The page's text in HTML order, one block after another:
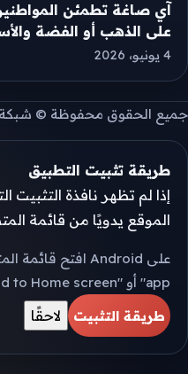
آي صاغة تطمئن
على الذهب أو الفضة
4 يونيو، 2026
جميع الحقوق محفوظة © شبكة
طريقة تثبيت التطبيق
إذا لم تظهر نافذة التثبيت
الموقع يدويًا من قائمة
app" أو "Add to Home screen".
طريقة التثبيت
لاحقًا